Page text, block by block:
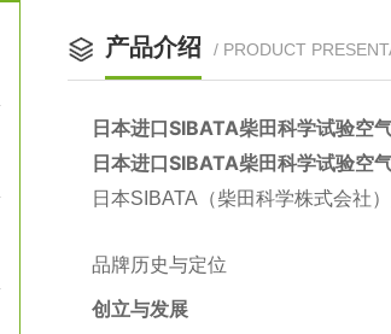
产品介绍 / PRODUCT
日本进口SIBATA柴田科学试验空
日本进口SIBATA柴田科学试验空
日本SIBATA（柴田科学株式会社
品牌历史与定位
创立与发展